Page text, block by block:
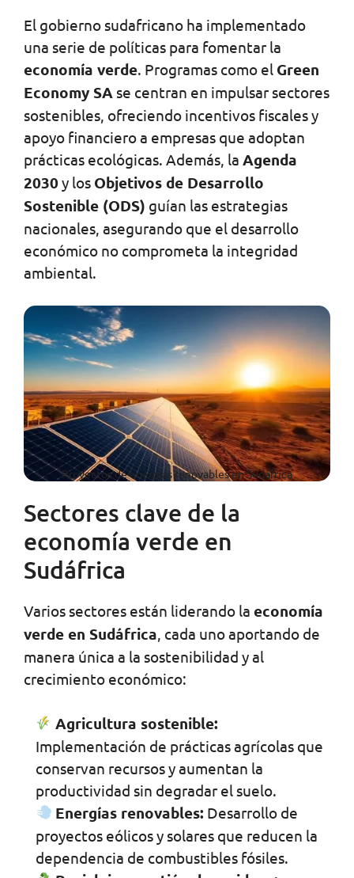
El gobierno sudafricano ha implementado
una serie de políticas para fomentar la
economía verde. Programas como el Green
Economy SA se centran en impulsar sectores
sostenibles, ofreciendo incentivos fiscales y
apoyo financiero a empresas que adoptan
prácticas ecológicas. Además, la Agenda
2030y los Objetivos de Desarrollo
Sostenible (ODS) guían las estrategias
nacionales, asegurando que el desarrollo
económico no comprometa la integridad
ambiental.
Proyectos de energías renovables en Sudáfrica
Sectores clave de la
economía verde en
Sudáfrica
Varios sectores están liderando la economía
verde en Sudáfrica , cada uno aportando de
manera única a la sostenibilidad y al
crecimiento económico:
Agricultura sostenible:
Implementación de prácticas agrícolas que
conservan recursos y aumentan la
productividad sin degradar el suelo.
Energías renovables: Desarrollo de
proyectos eólicos y solares que reducen la
dependencia de combustibles fósiles.